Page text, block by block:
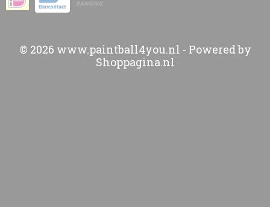
© 2026 www.paintball4you.nl - Powered by
Shoppagina.nl